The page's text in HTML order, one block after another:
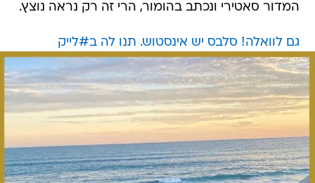
המדור סאטירי ונכתב בהומור, הרי זה רק נראה נוצץ.
גם לוואלה! סלבס יש אינסטוש. תנו לה ב#לייק